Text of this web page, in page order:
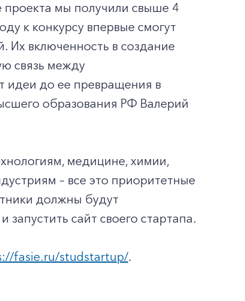
проекта мы получили свыше 4
к конкурсу впервые смогут
Их включенность в создание
связь между
идеи до ее превращения в
образования РФ Валерий
медицине, химии,
– все это приоритетные
должны будут
сайт своего стартапа.
fasie.ru/studstartup/.